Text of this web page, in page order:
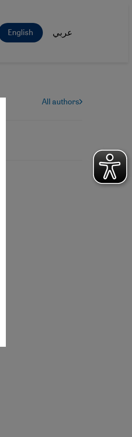
English عربي
All authors
Google Tag Manager, Instagram Embed,